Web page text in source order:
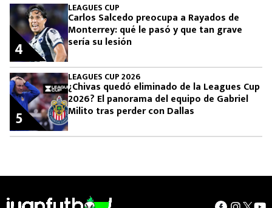
LEAGUES CUP
Carlos Salcedo preocupa a Rayados de
Monterrey: qué le pasó y que tan grave
sería su lesión
4
LEAGUES CUP 2026
¿Chivas quedó eliminado de la Leagues Cup
2026? El panorama del equipo de Gabriel
Milito tras perder con Dallas
5